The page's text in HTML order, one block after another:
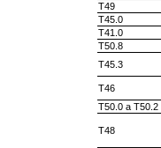
T49
T45.0
T41.0
T50.8
T45.3
T46
T50.0 a T50.2
T48